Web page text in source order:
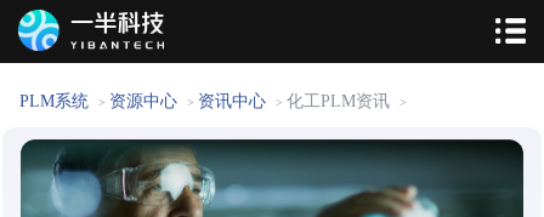
PLM系统 > 资源中心 > 资讯中心 > 化工PLM资讯 >